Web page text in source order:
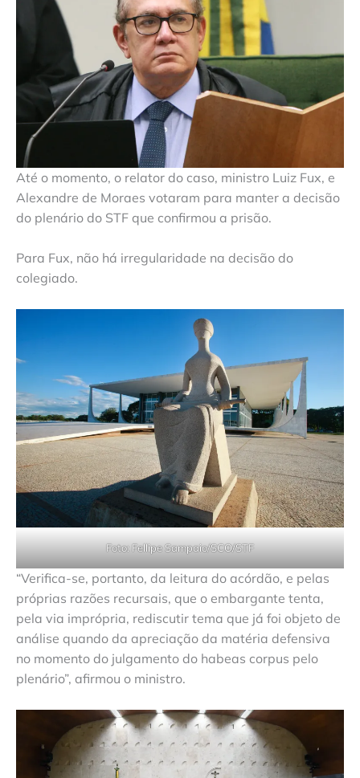
Até o momento, o relator do caso, ministro Luiz Fux, e
Alexandre de Moraes votaram para manter a decisão
do plenário do STF que confirmou a prisão.
Para Fux, não há irregularidade na decisão do
colegiado.
Foto:Fellipe Sampaio/SCO/STF
“Verifica-se, portanto, da leitura do acórdão, e pelas
próprias razões recursais, que o embargante tenta,
pela via imprópria, rediscutir tema que já foi objeto de
análise quando da apreciação da matéria defensiva
no momento do julgamento do habeas corpus pelo
plenário”, afirmou o ministro.